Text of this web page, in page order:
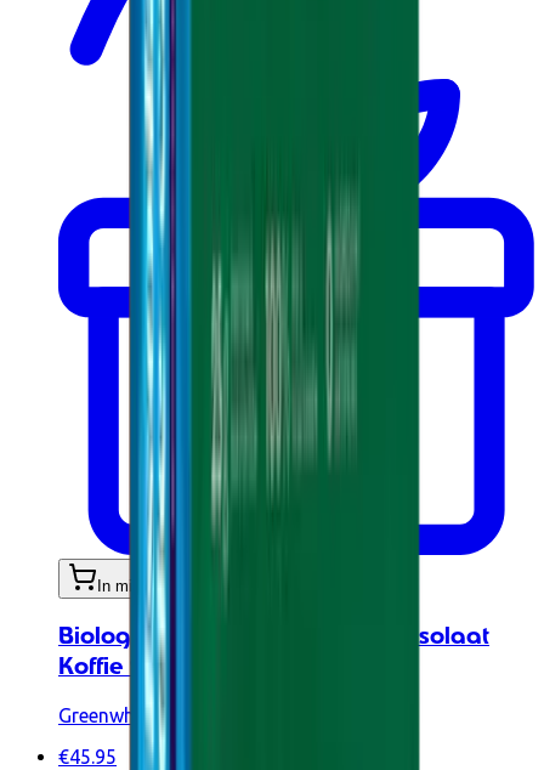
In mijn winkelwagen
Biologisch Natief Whey Protein Isolaat
Koffie 900g
Greenwhey
€45.95